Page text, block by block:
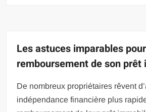
Les astuces imparables
remboursement de son prêt
De nombreux propriétaires rêvent
indépendance financière plus